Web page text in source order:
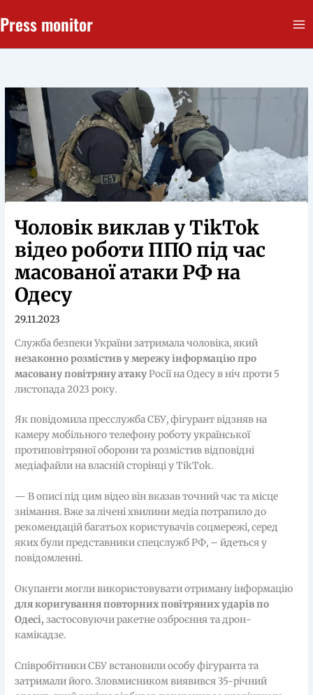
до
Press monitor
Чоловік виклав у TikTok
відео роботи ППО під час
масованої атаки РФ на
Одесу
29.11.2023
Служба безпеки України затримала чоловіка, який
незаконно розмістив у мережу інформацію про
масовану повітряну атакуРосії на Одесу в ніч проти 5
листопада 2023 року.
Як повідомила пресслужба СБУ, фігурант відзняв на
камеру мобільного телефону роботу української
протиповітряної оборони та розмістив відповідні
медіафайли на власній сторінці у TikTok.
— В описі під цим відео він вказав точний час та місце
знімання. Вже за лічені хвилини медіа потрапило до
рекомендацій багатьох користувачів соцмережі, серед
яких були представники спецслужб РФ, – йдеться у
повідомленні.
Окупанти могли використовувати отриману інформацію
для коригування повторних повітряних ударів по
Одесі, застосовуючи ракетне озброєння та дрон-
камікадзе.
Співробітники СБУ встановили особу фігуранта та
затримали його. Зловмисником виявився 35-річний